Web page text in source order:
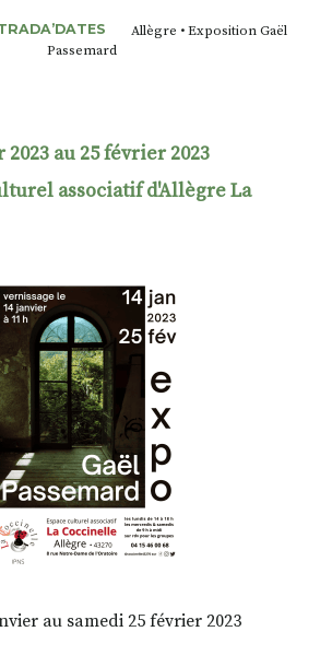
FACEBOOKINSTAGRAM
LINKEDINYOUTUBE
Allègre • Exposition Gaël
Passemard
2023 au 25 février 2023
associatif d'Allègre La
au samedi 25 février 2023